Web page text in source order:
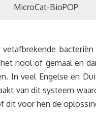
MicroCat-BioPOP
vetafbrekende
riool of gemaal en
In veel Engelse en
van dit systeem
dit voor hen de